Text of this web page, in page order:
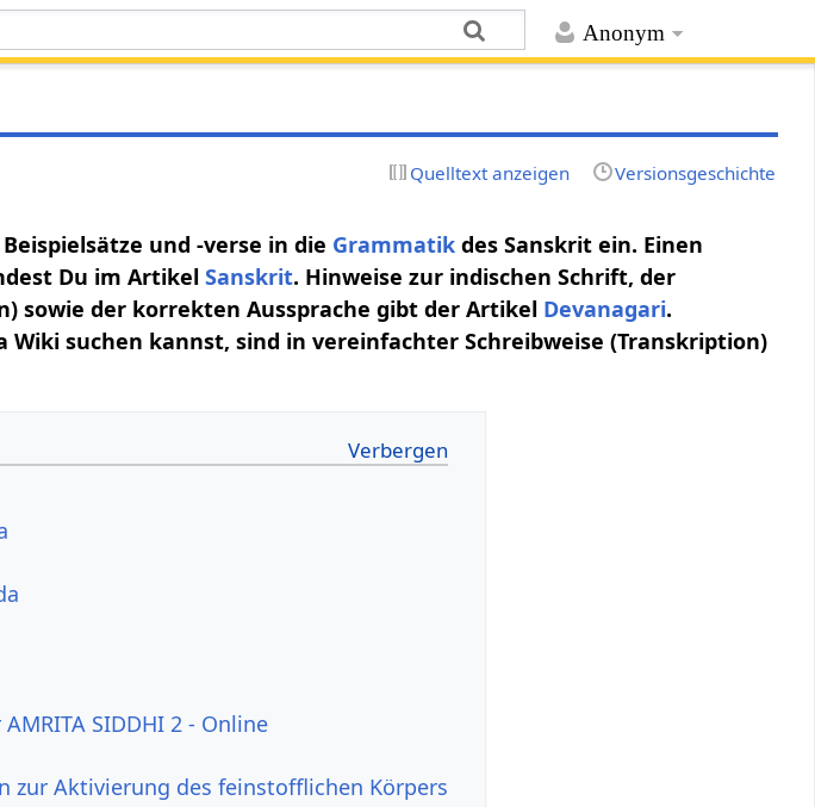
Anonym
Quelltext anzeigen Versionsgeschichte
und -verse in die Grammatik des Sanskrit ein. Einen
Du im ArtikelSanskrit. Hinweise zur indischen Schrift, der
sowie der korrekten Aussprache gibt der Artikel Devanagari.
Wiki suchen kannst, sind in vereinfachter Schreibweise (Transkription)
SIDDHI 2 - Online
zur Aktivierung des feinstofflichen Körpers